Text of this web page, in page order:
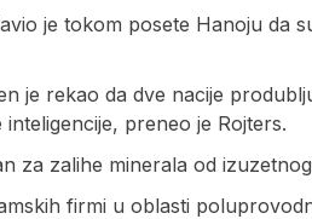
je tokom posete Hanoju da
je rekao da dve nacije
preneo je Rojters.
za zalihe minerala od
firmi u oblasti